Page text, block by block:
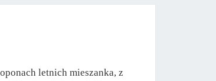
letnich mieszanka, z